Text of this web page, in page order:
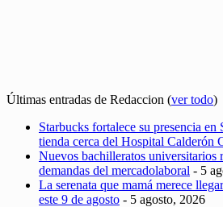
Últimas entradas de Redaccion (ver todo)
Starbucks fortalece su presencia en
tienda cerca del Hospital Calderón
Nuevos bachilleratos universitarios
demandas del mercadolaboral - 5
La serenata que mamá merece
este 9 de agosto - 5 agosto, 2026